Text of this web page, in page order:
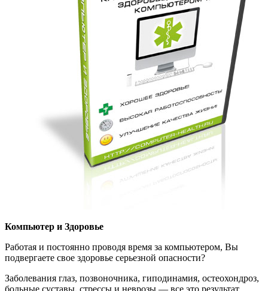
Компьютер и Здоровье
Работая и постоянно проводя время за компьютером, Вы
подвергаете свое здоровье серьезной опасности?
Заболевания глаз, позвоночника, гиподинамия, остеохондроз,
больные суставы, стрессы и неврозы — все это результат